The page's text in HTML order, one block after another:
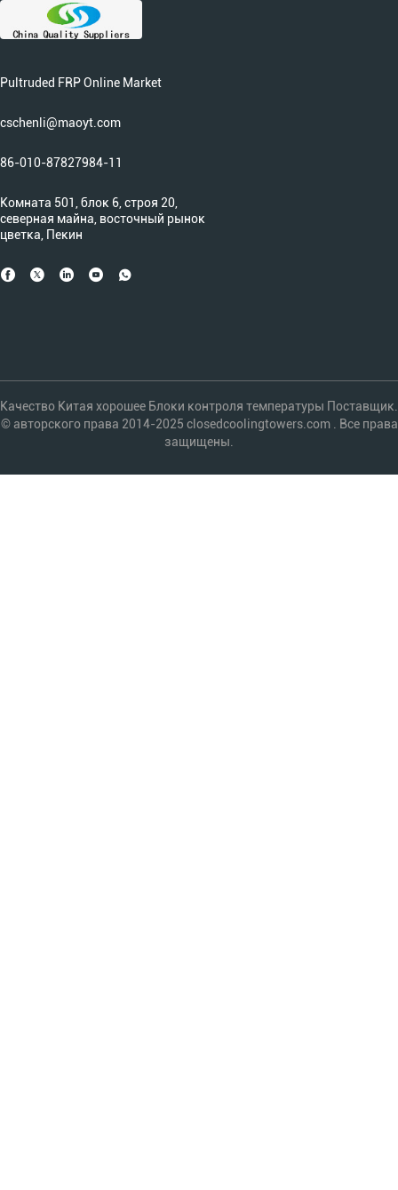
Pultruded FRP Online Market
cschenli@maoyt.com
86-010-87827984-11
Комната 501, блок 6, строя 20,
северная майна, восточный рынок
цветка, Пекин
Качество Китая хорошее Блоки контроля температуры Поставщик.
© авторского права 2014-2025 closedcoolingtowers.com . Все права
защищены.